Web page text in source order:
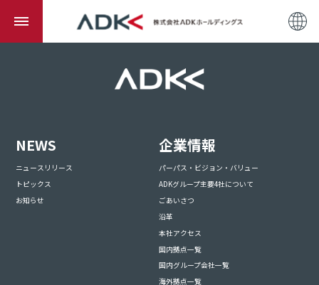
NEWS
ニュースリリース
トピックス
お知らせ
企業情報
パーパス・ビジョン・バリュー
ADKグループ主要4社について
ごあいさつ
沿革
本社アクセス
国内拠点一覧
国内グループ会社一覧
海外拠点一覧